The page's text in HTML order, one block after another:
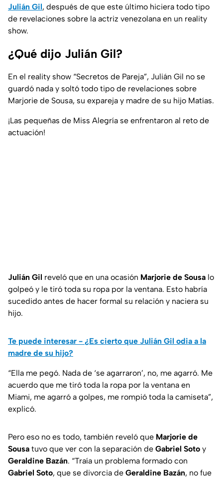
Julián Gil, después de que este último hiciera todo tipo
de revelaciones sobre la actriz venezolana en un reality
show.
¿Qué dijo Julián Gil?
En el reality show “Secretos de Pareja”, Julián Gil no se
guardó nada y soltó todo tipo de revelaciones sobre
Marjorie de Sousa, su expareja y madre de su hijo Matías.
¡Las pequeñas de Miss Alegría se enfrentaron al reto de
actuación!
Julián Gil reveló que en una ocasión Marjorie de Sousa lo
golpeó y le tiró toda su ropa por la ventana. Esto habría
sucedido antes de hacer formal su relación y naciera su
hijo.
Te puede interesar - ¿Es cierto que Julián Gil odia a la
madre de su hijo?
“Ella me pegó. Nada de ‘se agarraron’, no, me agarró. Me
acuerdo que me tiró toda la ropa por la ventana en
Miami, me agarró a golpes, me rompió toda la camiseta”,
explicó.
Pero eso no es todo, también reveló que Marjorie de
Sousa tuvo que ver con la separación de Gabriel Soto y
Geraldine Bazán. “Traía un problema formado con
Gabriel Soto, que se divorcia de Geraldine Bazán, no fue